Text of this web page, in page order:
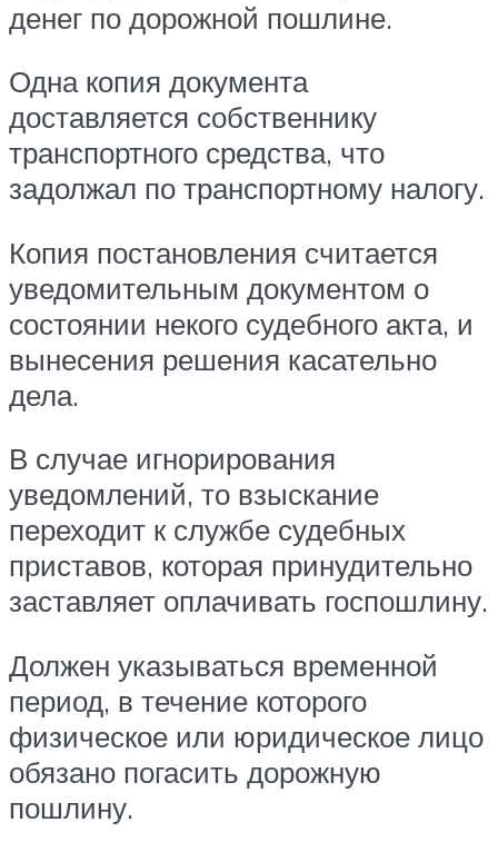
денег по дорожной пошлине.
Одна копия документа
доставляется собственнику
транспортного средства, что
задолжал по транспортному налогу.
Копия постановления считается
уведомительным документом о
состоянии некого судебного акта, и
вынесения решения касательно
дела.
В случае игнорирования
уведомлений, то взыскание
переходит к службе судебных
приставов, которая принудительно
заставляет оплачивать госпошлину.
Должен указываться временной
период, в течение которого
физическое или юридическое лицо
обязано погасить дорожную
пошлину.